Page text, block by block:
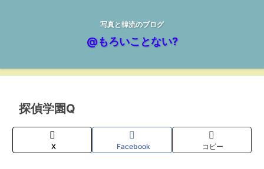
写真と韓流のブログ
@もろいことない?
探偵学園Q
X Facebook コピー